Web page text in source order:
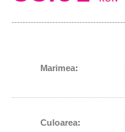
Marimea:
Culoarea: